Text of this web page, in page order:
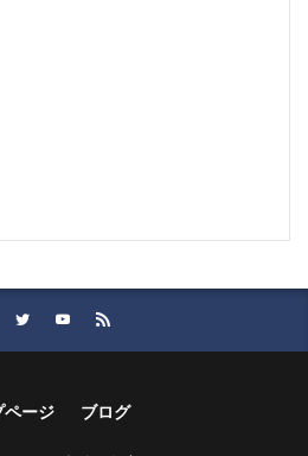
ページ ブログ